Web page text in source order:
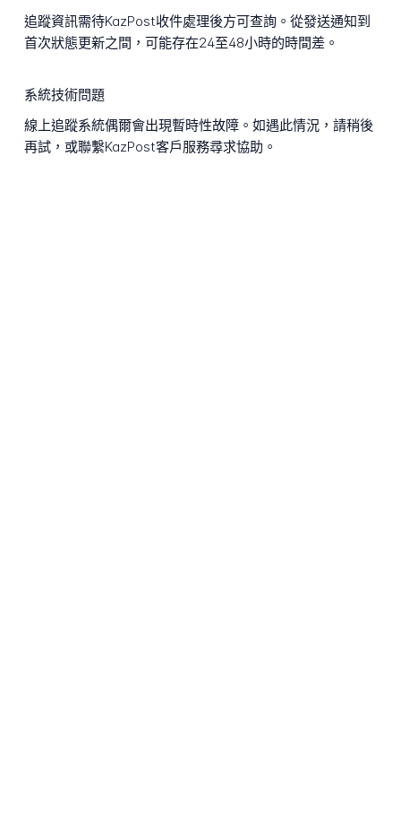
追蹤資訊需待KazPost收件處理後方可查詢。從發送通知到
首次狀態更新之間，可能存在24至48小時的時間差。
系統技術問題
線上追蹤系統偶爾會出現暫時性故障。如遇此情況，請稍後
再試，或聯繫KazPost客戶服務尋求協助。